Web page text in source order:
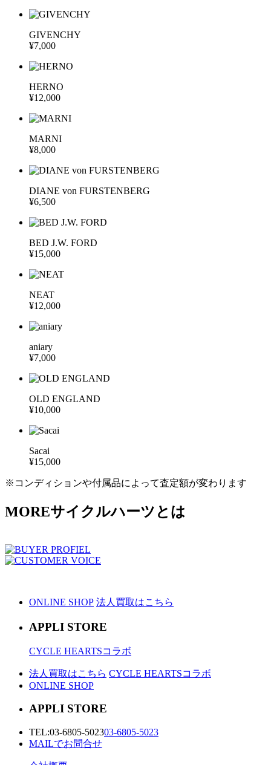
GIVENCHY
¥7,000
HERNO
¥12,000
MARNI
¥8,000
DIANE von FURSTENBERG
¥6,500
BED J.W. FORD
¥15,000
NEAT
¥12,000
aniary
¥7,000
OLD ENGLAND
¥10,000
Sacai
¥15,000
※コンディションや付属品によって査定額が変わります
MOREサイクルハーツとは
ONLINE SHOP 法人買取はこちら
APPLI STORE
CYCLE HEARTSコラボ
法人買取はこちら CYCLE HEARTSコラボ
ONLINE SHOP
APPLI STORE
TEL:03-6805-502303-6805-5023
MAILでお問合せ